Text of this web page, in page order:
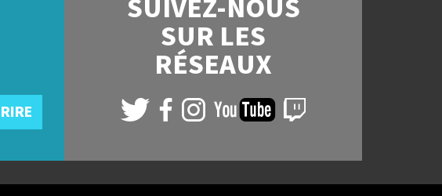
SUIVEZ-NOUS
SUR LES
RÉSEAUX